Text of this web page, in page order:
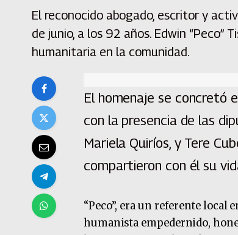
El reconocido abogado, escritor y
de junio, a los 92 años. Edwin “Peco”
humanitaria en la comunidad.
El homenaje se concretó
con la presencia de las
Mariela Quiríos, y Tere
compartieron con él su
“Peco”, era un referente local
humanista empedernido,